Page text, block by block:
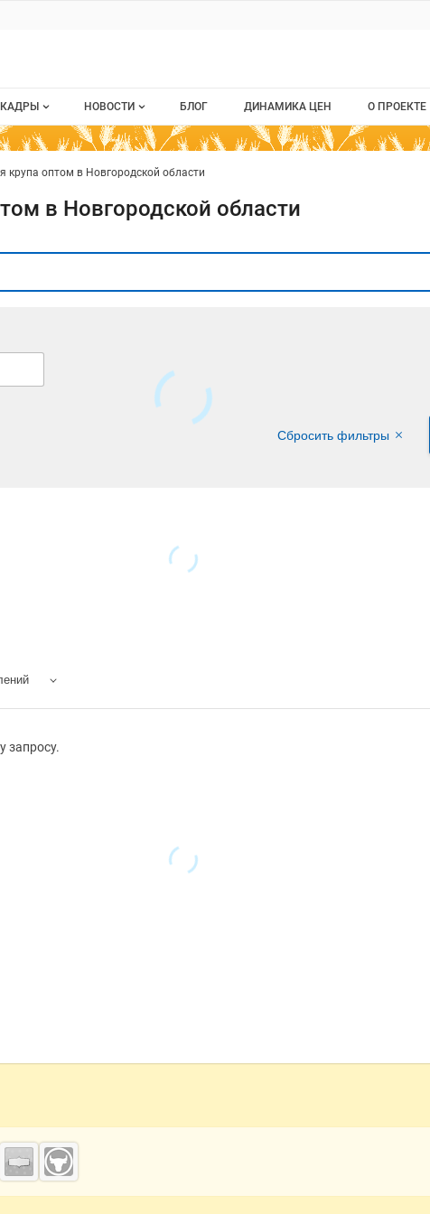
КАДРЫ
Все вакансии
НОВОСТИ
Новости рынка
БЛОГ ДИНАМИКА ЦЕН О ПРОЕКТЕ
О
Карта
крупа оптом в Новгородской области
в Новгородской области
Сбросить фильтры
запросу.